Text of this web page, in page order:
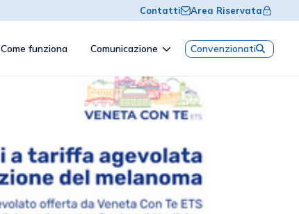
Contatti Area Riservata
Come funziona Comunicazione Convenzionati